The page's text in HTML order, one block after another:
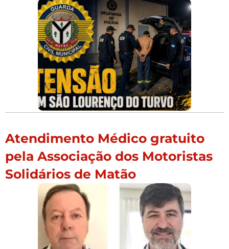
Atendimento Médico gratuito
pela Associação dos Motoristas
Solidários de Matão